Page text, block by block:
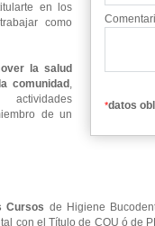
*datos
en los
como
la salud
comunidad ,
de un
Cursos de Higiene
con el Título de COU ó de